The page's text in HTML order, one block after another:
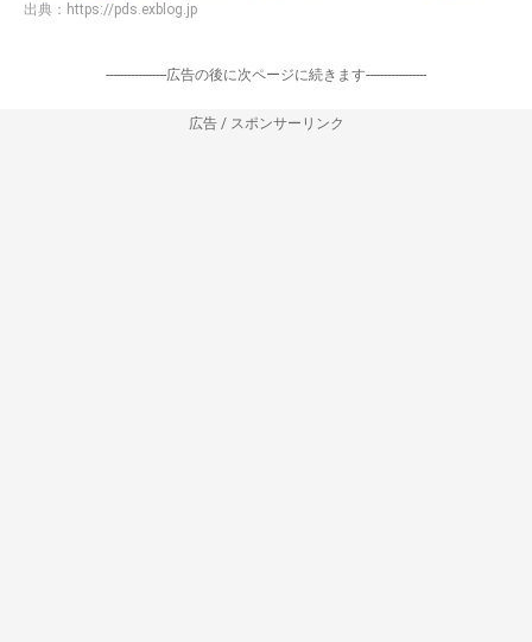
出典： https://pds.exblog.jp
-----------------広告の後に次ページに続きます-----------------
広告 / スポンサーリンク